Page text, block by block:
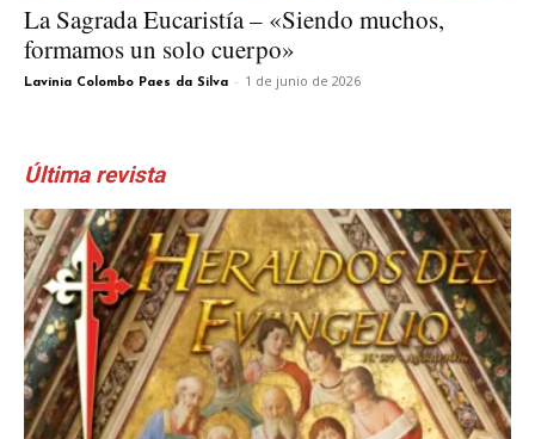
La Sagrada Eucaristía – «Siendo muchos,
formamos un solo cuerpo»
Lavínia Colombo Paes da Silva - 1 de junio de 2026
Última revista